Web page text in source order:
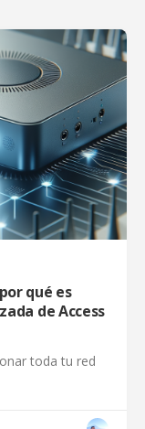
qué es
de Access
toda tu red